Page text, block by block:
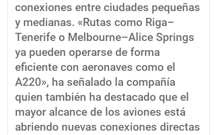
conexiones entre ciudades pequeñas
y medianas. «Rutas como Riga–
Tenerife o Melbourne–Alice Springs
ya pueden operarse de forma
eficiente con aeronaves como el
A220», ha señalado la compañía
quien también ha destacado que el
mayor alcance de los aviones está
abriendo nuevas conexiones directas